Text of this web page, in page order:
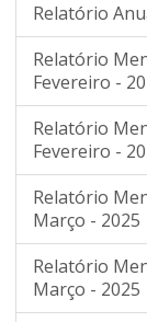
Relatório
Relatório
Fevereiro -
Relatório
Fevereiro -
Relatório
Março - 2025
Relatório
Março - 2025